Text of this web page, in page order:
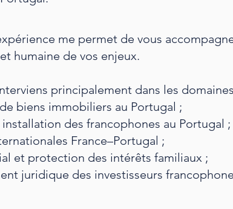
me permet de vous
humaine de vos enjeux.​
principalement dans les
biens immobiliers au Portugal ;
des francophones au Portugal ;
France–Portugal ;
et protection des intérêts familiaux ;
juridique des investisseurs